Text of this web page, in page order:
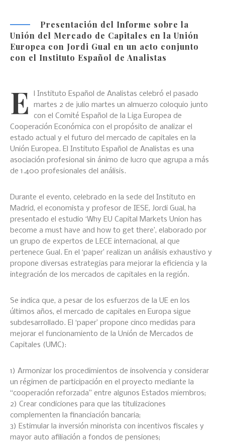
Presentación del Informe sobre la
Unión del Mercado de Capitales en la Unión
Europea con Jordi Gual en un acto conjunto
con el Instituto Español de Analistas
E
l Instituto Español de Analistas celebró el pasado
martes 2 de julio martes un almuerzo coloquio junto
con el Comité Español de la Liga Europea de
Cooperación Económica con el propósito de analizar el
estado actual y el futuro del mercado de capitales en la
Unión Europea. El Instituto Español de Analistas es una
asociación profesional sin ánimo de lucro que agrupa a más
de 1.400 profesionales del análisis.
Durante el evento, celebrado en la sede del Instituto en
Madrid, el economista y profesor de IESE, Jordi Gual, ha
presentado el estudio ‘Why EU Capital Markets Union has
become a must have and how to get there’, elaborado por
un grupo de expertos de LECE internacional, al que
pertenece Gual. En el ‘paper’ realizan un análisis exhaustivo y
propone diversas estrategias para mejorar la eficiencia y la
integración de los mercados de capitales en la región.
Se indica que, a pesar de los esfuerzos de la UE en los
últimos años, el mercado de capitales en Europa sigue
subdesarrollado. El ‘paper’ propone cinco medidas para
mejorar el funcionamiento de la Unión de Mercados de
Capitales (UMC):
1) Armonizar los procedimientos de insolvencia y considerar
un régimen de participación en el proyecto mediante la
“cooperación reforzada” entre algunos Estados miembros;
2) Crear condiciones para que las titulizaciones
complementen la financiación bancaria;
3) Estimular la inversión minorista con incentivos fiscales y
mayor auto afiliación a fondos de pensiones;